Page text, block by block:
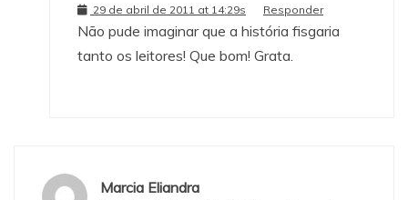
29 de abril de 2011 at 14:29s Responder
Não pude imaginar que a história fisgaria
tanto os leitores! Que bom! Grata.
Marcia Eliandra